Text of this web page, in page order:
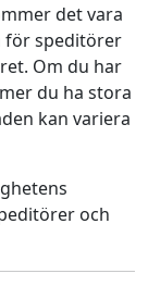
det vara
för speditörer
Om du har
du ha stora
kan variera
och